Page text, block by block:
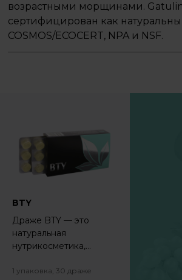
возрастными морщинами.
сертифицирован как
COSMOS/ECOCERT, NPA и NSF.
BTY
Драже BTY — это
натуральная
нутрикосметика,
выглядеть увереннее и
1 упаковка, 30 драже